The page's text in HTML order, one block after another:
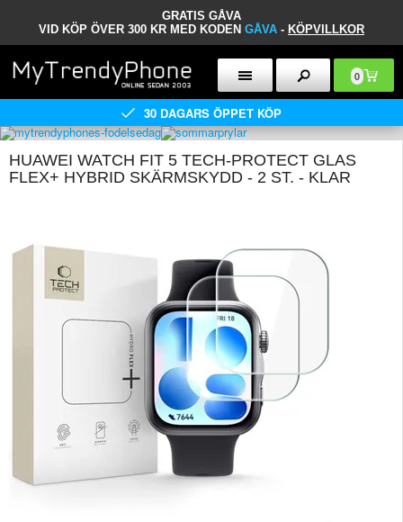
GRATIS GÅVA
VID KÖP ÖVER 300 KR MED KODEN GÅVA - KÖPVILLKOR
0
30 DAGARS ÖPPET KÖP
HUAWEI WATCH FIT 5 TECH-PROTECT GLAS
FLEX+ HYBRID SKÄRMSKYDD - 2 ST. - KLAR